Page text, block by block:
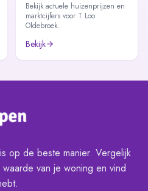
Bekijk actuele huizenprijzen en
marktcijfers voor T Loo
Oldebroek.
Bekijk
op de beste manier. Vergelijk
van je woning en vind